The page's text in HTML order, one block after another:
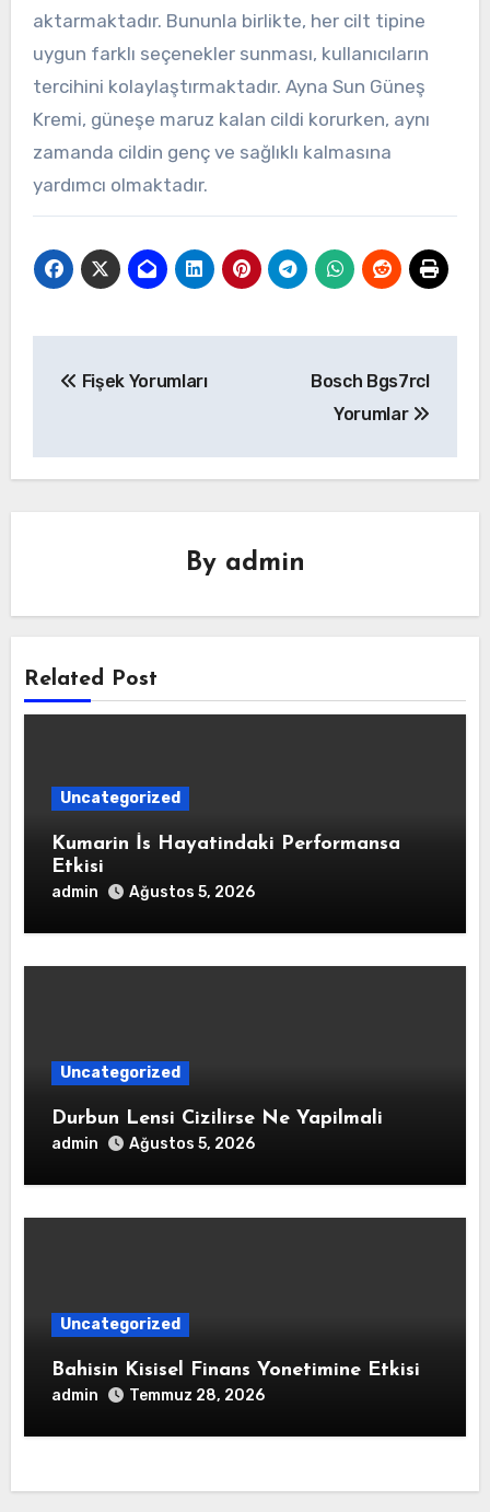
aktarmaktadır. Bununla birlikte, her cilt tipine
uygun farklı seçenekler sunması, kullanıcıların
tercihini kolaylaştırmaktadır. Ayna Sun Güneş
Kremi, güneşe maruz kalan cildi korurken, aynı
zamanda cildin genç ve sağlıklı kalmasına
yardımcı olmaktadır.
gezinmesi
Fişek Yorumları
Bosch Bgs7rcl
Yorumlar
By admin
Related Post
Uncategorized
Kumarin İs Hayatindaki Performansa
Etkisi
admin Ağustos 5, 2026
Uncategorized
Durbun Lensi Cizilirse Ne Yapilmali
admin Ağustos 5, 2026
Uncategorized
Bahisin Kisisel Finans Yonetimine Etkisi
admin Temmuz 28, 2026